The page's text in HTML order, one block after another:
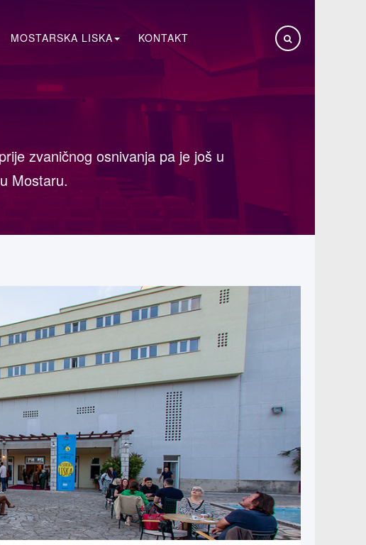
MOSTARSKA LISKA KONTAKT
zvaničnog osnivanja pa je još u
Mostaru.